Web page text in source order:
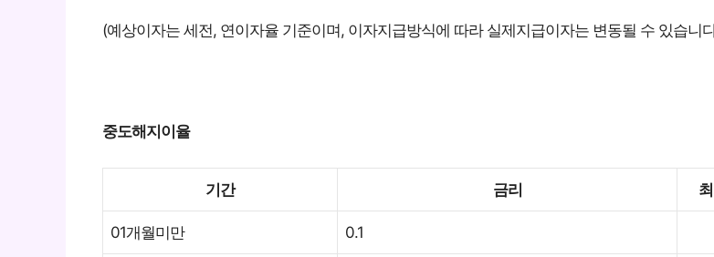
(예상이자는 세전, 연이자율 기준이며, 이자지급방식에 따라 실제지급이자는 변동될 수 있습니
중도해지이율
기간 금리
01개월미만 0.1